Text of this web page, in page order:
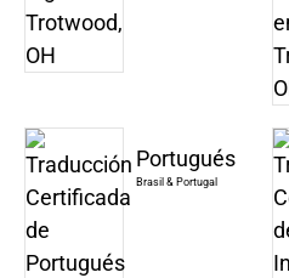
Portugués
Brasil & Portugal